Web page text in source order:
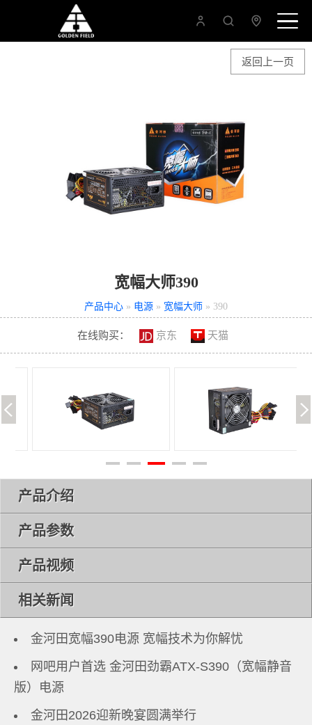
返回上一页
宽幅大师390
产品中心 » 电源 » 宽幅大师 » 390
在线购买： 京东 天猫
产品介绍
产品参数
产品视频
相关新闻
金河田宽幅390电源 宽幅技术为你解忧
网吧用户首选 金河田劲霸ATX-S390（宽幅静音
版）电源
金河田2026迎新晚宴圆满举行